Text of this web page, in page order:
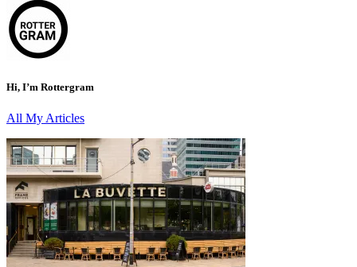
Hi, I’m Rottergram
All My Articles
<span
class="nav-
subtitle
screen-
reader-
text">Page</span>